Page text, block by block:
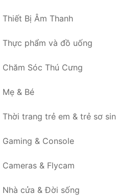
Thiết Bị Âm Thanh
Thực phẩm và đồ uống
Chăm Sóc Thú Cưng
Mẹ & Bé
Thời trang trẻ em & trẻ sơ
Gaming & Console
Cameras & Flycam
Nhà cửa & Đời sống